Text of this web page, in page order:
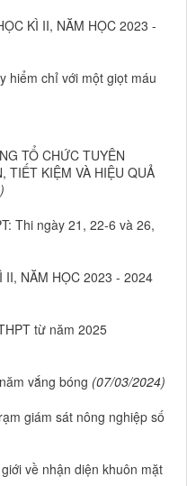
KÌ II, NĂM HỌC 2023 -
hiểm chỉ với một giọt máu
TỔ CHỨC TUYÊN
TIẾT KIỆM VÀ HIỆU QUẢ
Thi ngày 21, 22-6 và 26,
II, NĂM HỌC 2023 - 2024
từ năm 2025
vắng bóng (07/03/2024)
giám sát nông nghiệp số
về nhận diện khuôn mặt